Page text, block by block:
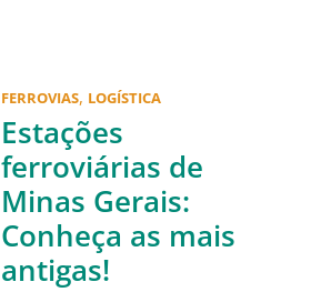
FERROVIAS, LOGÍSTICA
Estações
ferroviárias de
Minas Gerais:
Conheça as mais
antigas!